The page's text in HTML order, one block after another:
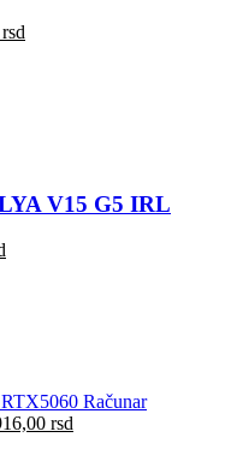
rsd
V15 G5 IRL
Računar
rsd